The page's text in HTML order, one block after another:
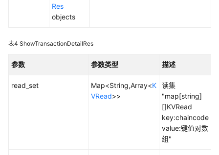
助
更
文
Res
objects
表4 ShowTransactionDetailRes
参数 参数类型 描述
read_set Map<String,Array<K
VRead>>
读集
"map[string]
[]KVRead
key:chaincode
value:键值对数
组"